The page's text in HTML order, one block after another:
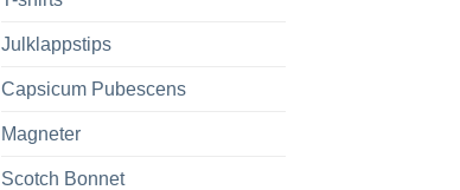
Julklappstips
Capsicum Pubescens
Magneter
Scotch Bonnet